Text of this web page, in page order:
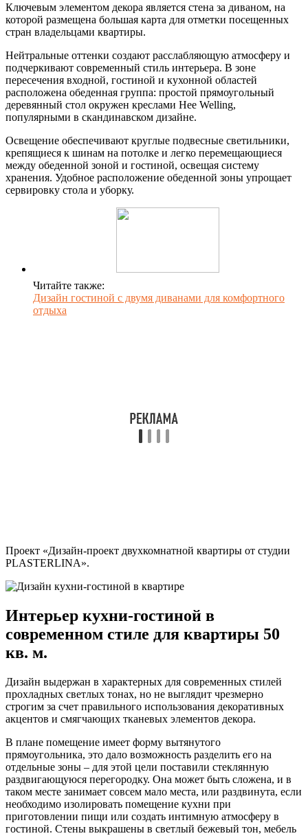
Ключевым элементом декора является стена за диваном, на
которой размещена большая карта для отметки посещенных
стран владельцами квартиры.
Нейтральные оттенки создают расслабляющую атмосферу и
подчеркивают современный стиль интерьера. В зоне
пересечения входной, гостиной и кухонной областей
расположена обеденная группа: простой прямоугольный
деревянный стол окружен креслами Hee Welling,
популярными в скандинавском дизайне.
Освещение обеспечивают круглые подвесные светильники,
крепящиеся к шинам на потолке и легко перемещающиеся
между обеденной зоной и гостиной, освещая систему
хранения. Удобное расположение обеденной зоны упрощает
сервировку стола и уборку.
Читайте также:
Дизайн гостиной с двумя диванами для комфортного
отдыха
Проект «Дизайн-проект двухкомнатной квартиры от студии
PLASTERLINA».
Интерьер кухни-гостиной в
современном стиле для квартиры 50
кв. м.
Дизайн выдержан в характерных для современных стилей
прохладных светлых тонах, но не выглядит чрезмерно
строгим за счет правильного использования декоративных
акцентов и смягчающих тканевых элементов декора.
В плане помещение имеет форму вытянутого
прямоугольника, это дало возможность разделить его на
отдельные зоны – для этой цели поставили стеклянную
раздвигающуюся перегородку. Она может быть сложена, и в
таком месте занимает совсем мало места, или раздвинута, если
необходимо изолировать помещение кухни при
приготовлении пищи или создать интимную атмосферу в
гостиной. Стены выкрашены в светлый бежевый тон, мебель